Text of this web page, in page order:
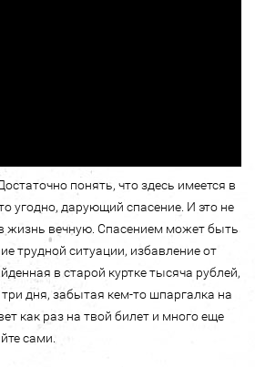
понять, что здесь имеется в
угодно, дарующий спасение. И это не
жизнь вечную. Спасением может быть
трудной ситуации, избавление от
в старой куртке тысяча рублей,
дня, забытая кем-то шпаргалка на
как раз на твой билет и много еще
сами.